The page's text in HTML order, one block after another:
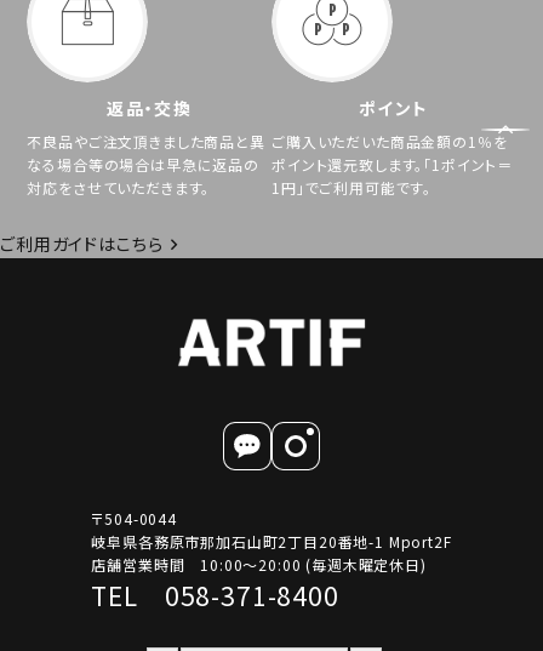
返品・交換
不良品やご注文頂きました商品と異
なる場合等の場合は早急に返品の
対応をさせていただきます。
ポイント
ご購入いただいた商品金額の1％を
ポイント還元致します。「1ポイント＝
1円」でご利用可能です。
ご利用ガイドはこちら
〒504-0044
岐阜県各務原市那加石山町2丁目20番地-1 Mport2F
店舗営業時間 10:00～20:00 (毎週木曜定休日)
TEL 058-371-8400